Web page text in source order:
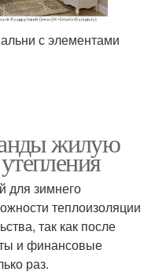
с элементами
жилую
для зимнего
теплоизоляции
так как после
и финансовые
раз.